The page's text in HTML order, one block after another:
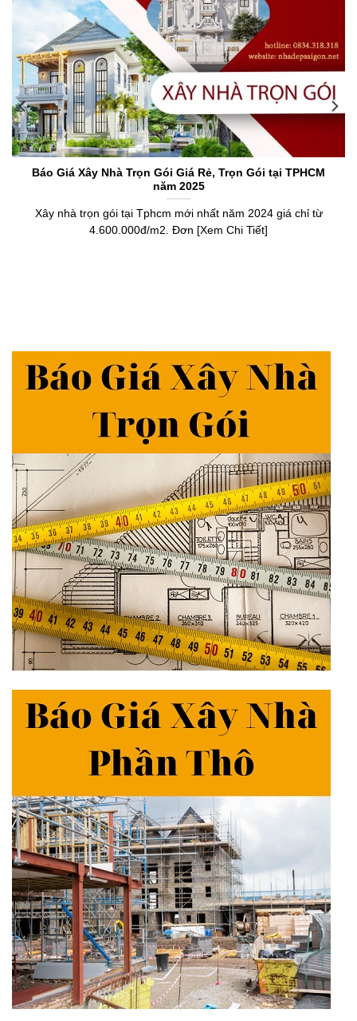
Báo Giá Xây Nhà Trọn Gói Giá Rẻ, Trọn Gói tại TPHCM
năm 2025
Xây nhà trọn gói tại Tphcm mới nhất năm 2024 giá chỉ từ
4.600.000đ/m2. Đơn [Xem Chi Tiết]